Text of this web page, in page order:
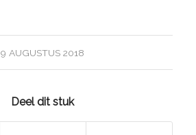
9 AUGUSTUS 2018
Deel dit stuk